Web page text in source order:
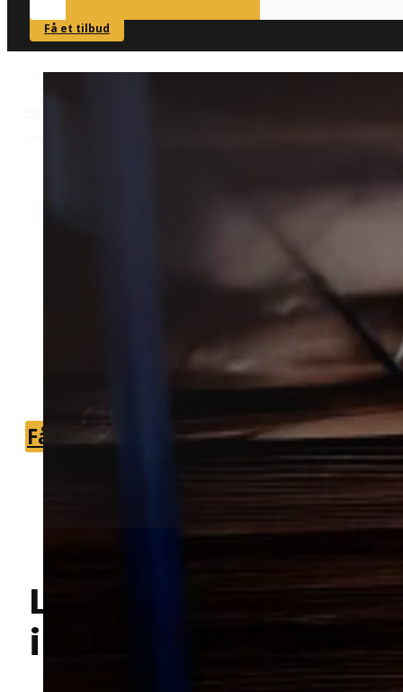
SE OVERSIGT
Få et tilbud
Mølbekæmpelse i Juelsminde hjælper
dig videre, når møl skaber problemer i
Vi forbinder dig med lokale partnere,
du hurtigt kan få en relevant og
Få et tilbud +45 51 90 85 46
Lokal bekæmpelse
i Juelsminde